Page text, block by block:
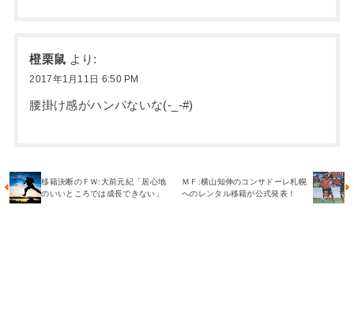
橙栗鼠 より:
2017年1月11日 6:50 PM
腰掛け感がハンパないな(-_-#)
移籍決断のＦＷ:大前元紀「居心地
のいいところでは成長できない」
ＭＦ:横山知伸のコンサドーレ札幌
へのレンタル移籍が公式発表！